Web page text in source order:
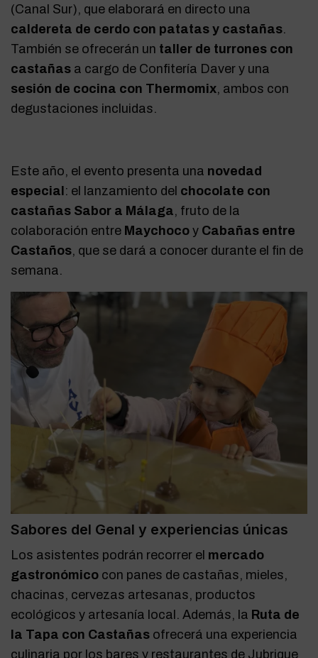
(Canal Sur), que elaborará en directo una
caldereta de cerdo con patatas y castañas.
También se ofrecerán un taller de turrones con
castañas a cargo de Confitería Daver y una
sesión de cocina con Thermomix, ambos con
degustaciones incluidas.
Este año, el evento presenta una novedad
especial: el lanzamiento del chocolate con
castañas Sabor a Málaga, fruto de la
colaboración entre Maychoco y Cabañas entre
Castaños, que se dará a conocer durante el fin de
semana.
Sabores del Genal y experiencias únicas
Los asistentes podrán recorrer el mercado
gastronómico con panes de castañas, mieles,
chacinas, cervezas artesanas, productos
ecológicos y artesanía local. Además, la Ruta de
la Tapa con Castañas ofrecerá una experiencia
culinaria por los bares y restaurantes de Jubrique